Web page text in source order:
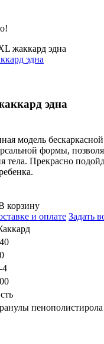
жаккард эдна
эдна
модель
формы,
тела. Прекрасно
корзину
и оплате Задать
4
пенополистирола